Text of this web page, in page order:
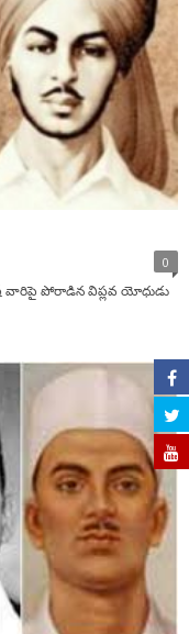
0
వారిపై పోరాడిన విప్లవ యోధుడు